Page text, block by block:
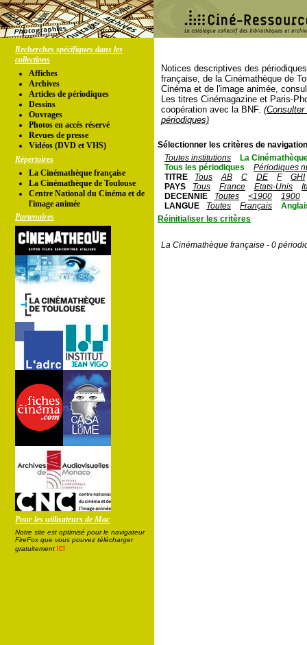
Recherches spécifiques dans les
collections
Affiches
Archives
Articles de périodiques
Dessins
Ouvrages
Photos en accés réservé
Revues de presse
Vidéos (DVD et VHS)
Répertoires
La Cinémathèque française
La Cinémathèque de Toulouse
Centre National du Cinéma et de
l'image animée
Partenaires
Pour les utilisateurs de Mac
Notre site est optimisé pour le navigateur
FireFox que vous pouvez télécharger
gratuitement ici
Notices descriptives des
française, de la Cinémathèque de
Cinéma et de l'image animée,
Les titres Cinémagazine et Paris-
coopération avec la BNF.
périodiques)
Sélectionner les critères de
Toutes institutions
La
Tous les périodiques
Périodiques
TITRE
Tous AB C DE F
GHI
PAYS
Tous France Etats-Unis
DECENNIE
Toutes <1900
1900
LANGUE
Toutes Français
Réinitialiser les critères
La Cinémathèque française - 0